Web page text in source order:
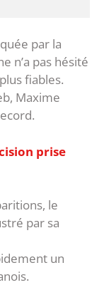
par la
n’a pas hésité
fiables.
Maxime
prise
le
par sa
un